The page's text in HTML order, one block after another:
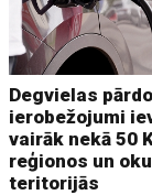
Degvielas
ierobežojumi
vairāk nekā 50
reģionos un
teritorijās